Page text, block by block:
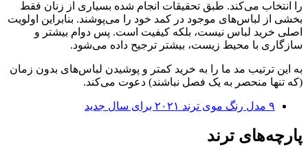
را انتخاب می‌کند. طبق تحقیقات انجام شده بسیاری از زنان فقط
بخشی از لباس‌های موجود در کمد خود را می‌پوشند. بنابراین اولویت
اصلی خرید لباس نیست، بلکه کیفیت است. پس دوام بیشتر و
سازگاری با محیط زیست، بیشتر ترجیح داده می‌شود.
به این ترتیب مد ما را به خرید کمتر و پوشیدن لباس‌های بدون زمان
(که تنها منحصر به یک فصل نباشند) دعوت می‌کند.
۹ مدل رنگ موی ترند ۲۰۲۱ برای سال جدید
پارچه‌های ترند